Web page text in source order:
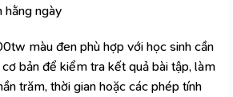
hằng ngày
màu đen phù hợp với học sinh cần
bản để kiểm tra kết quả bài tập, làm
trăm, thời gian hoặc các phép tính